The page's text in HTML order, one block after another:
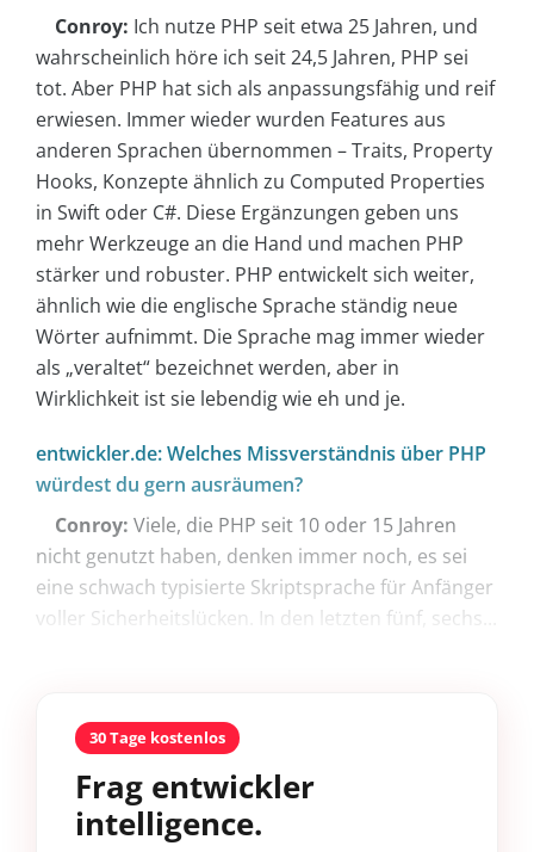
Conroy: Ich nutze PHP seit etwa 25 Jahren, und
wahrscheinlich höre ich seit 24,5 Jahren, PHP sei
tot. Aber PHP hat sich als anpassungsfähig und reif
erwiesen. Immer wieder wurden Features aus
anderen Sprachen übernommen – Traits, Property
Hooks, Konzepte ähnlich zu Computed Properties
in Swift oder C#. Diese Ergänzungen geben uns
mehr Werkzeuge an die Hand und machen PHP
stärker und robuster. PHP entwickelt sich weiter,
ähnlich wie die englische Sprache ständig neue
Wörter aufnimmt. Die Sprache mag immer wieder
als „veraltet“ bezeichnet werden, aber in
Wirklichkeit ist sie lebendig wie eh und je.
entwickler.de: Welches Missverständnis über PHP
würdest du gern ausräumen?
Conroy: Viele, die PHP seit 10 oder 15 Jahren
nicht genutzt haben, denken immer noch, es sei
eine schwach typisierte Skriptsprache für Anfänger
voller Sicherheitslücken. In den letzten fünf, sechs...
30 Tage kostenlos
Frag entwickler
intelligence.